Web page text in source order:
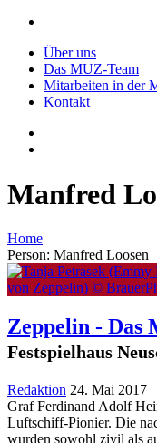
Über uns
Das MUZ-Team
Mitarbeiten in der
Kontakt
Manfred
Home
Person: Manfred Loosen
Zeppelin - Das
Festspielhaus
Redaktion 24. Mai 2017
Graf Ferdinand Adolf
Luftschiff-Pionier. Die
wurden sowohl zivil als